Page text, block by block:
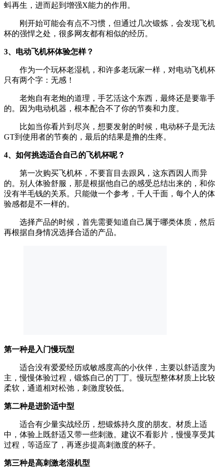
蚪再生，进而起到增强X能力的作用。
刚开始可能会有点不习惯，但通过几次锻炼，会发现飞机
杯的强悍之处，很多网友都有相似的经历。
3、电动飞机杯体验怎样？
作为一个玩杯老湿机，和许多老玩家一样，对电动飞机杯
只有两个字：无感！
老炮自有老炮的道理，手艺活这个东西，最终还是要靠手
的。因为电动机器，根本配合不了你的节奏和力度。
比如当你看片到尽兴，想要发射的时候，电动杯子是无法
GT到使用者的节奏的，最后的结果是撸的生疼。
4、如何挑选适合自己的飞机杯呢？
第一次购买飞机杯，不要盲目去跟风，这东西因人而异
的。别人体验舒服，那是根据他自己的感受总结出来的，和你
没有半毛钱的关系。只能做一个参考，千人千面，每个人的体
验感都是不一样的。
选择产品的时候，首先需要知道自己属于哪类体质，然后
再根据自身情况选择合适的产品。
第一种是入门慢玩型
适合没有爱爱经历或敏感度高的小伙伴，主要以舒适度为
主，慢慢体验过程，锻炼自己的丁丁。慢玩型整体材质上比较
柔软，通道相对松弛，刺激度较低。
第二种是进阶适中型
适合有少量实战经历，想锻炼持久度的朋友。材质上适
中，体验上既舒适又带一些刺激。建议不看影片，慢慢享受其
过程，等适应了，再逐步提高刺激度的杯子。
第三种是高刺激老湿机型